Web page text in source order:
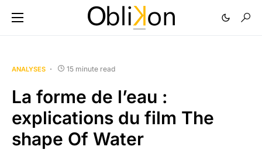
ANALYSES 15 minute read
La forme de l’eau :
explications du film The
shape Of Water